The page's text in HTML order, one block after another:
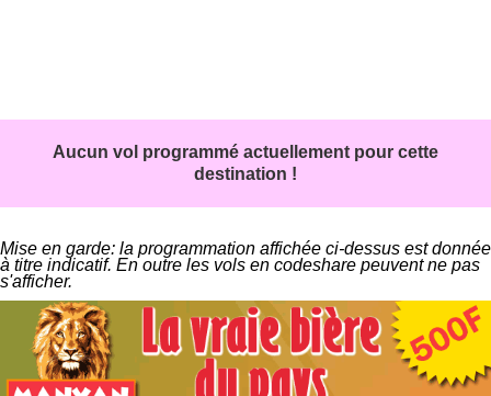
Aucun vol programmé actuellement pour cette
destination !
Mise en garde: la programmation affichée ci-dessus est donnée
à titre indicatif. En outre les vols en codeshare peuvent ne pas
s'afficher.